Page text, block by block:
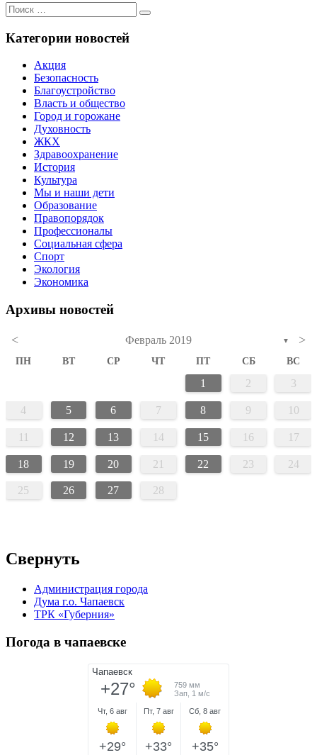
Поиск
для:
Поиск
Категории новостей
Акция
Безопасность
Благоустройство
Власть и общество
Город и горожане
Духовность
ЖКХ
Здравоохранение
История
Культура
Мы и наши дети
Образование
Правопорядок
Профессионалы
Социальная сфера
Спорт
Экология
Экономика
Архивы новостей
< Февраль 2019 ▼ >
ПН ВТ СР ЧТ ПТ СБ ВС
1 2 3
4 5 6 7 8 9 10
11 12 13 14 15 16 17
18 19 20 21 22 23 24
25 26 27 28
Свернуть
Администрация города
Дума г.о. Чапаевск
ТРК «Губерния»
Погода в чапаевске